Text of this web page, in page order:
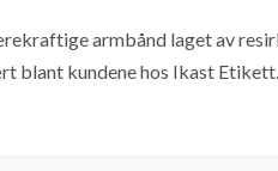
armbånd laget av
blant kundene hos Ikast